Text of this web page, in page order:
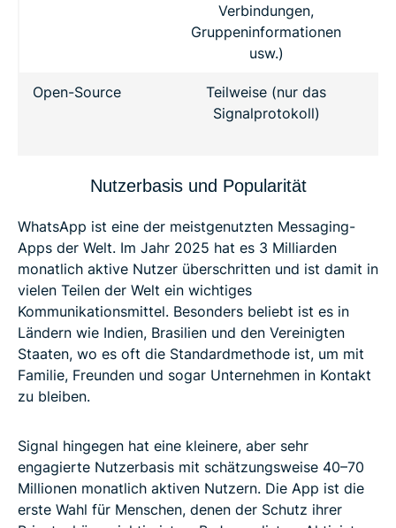
Verbindungen,
Gruppeninformationen
usw.)
Open-Source
Teilweise (nur das
Signalprotokoll)
Nutzerbasis und Popularität
WhatsApp ist eine der meistgenutzten Messaging-
Apps der Welt. Im Jahr 2025 hat es 3 Milliarden
monatlich aktive Nutzer überschritten und ist damit in
vielen Teilen der Welt ein wichtiges
Kommunikationsmittel. Besonders beliebt ist es in
Ländern wie Indien, Brasilien und den Vereinigten
Staaten, wo es oft die Standardmethode ist, um mit
Familie, Freunden und sogar Unternehmen in Kontakt
zu bleiben.
Signal hingegen hat eine kleinere, aber sehr
engagierte Nutzerbasis mit schätzungsweise 40–70
Millionen monatlich aktiven Nutzern. Die App ist die
erste Wahl für Menschen, denen der Schutz ihrer